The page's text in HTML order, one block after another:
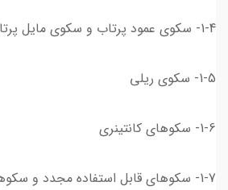
1-4- سکوی عمود پرتاب و سکوی مایل پرتاب
1-5- سکوی ریلی
1-6- سکوهای کانتینری
1-7- سکوهای قابل استفاده مجدد و سکوهای مصرفی